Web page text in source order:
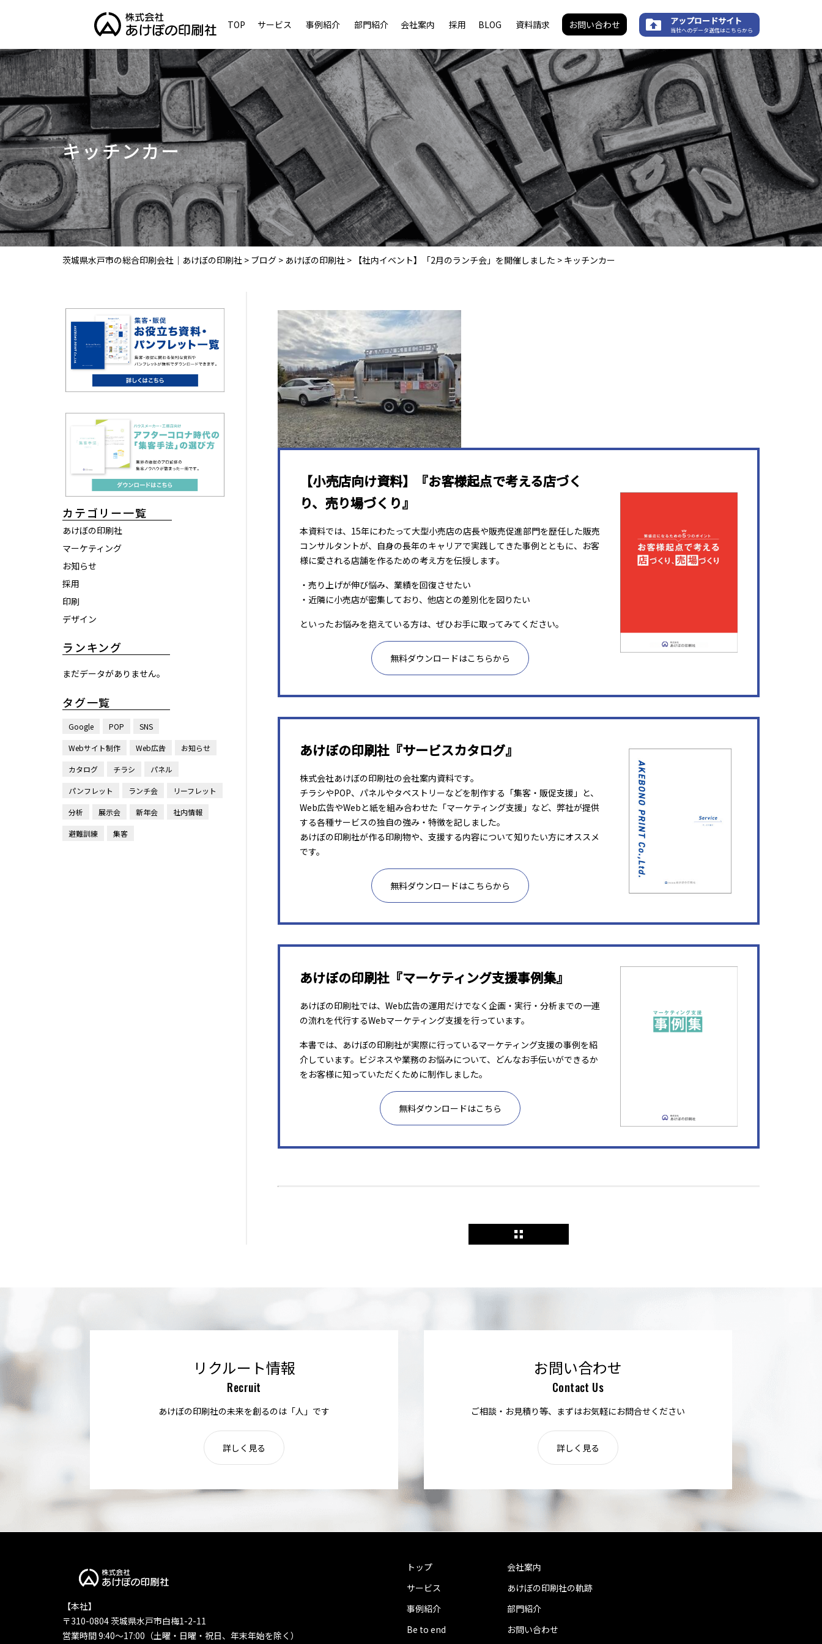
TOP サービス 事例紹介 部門紹介 会社案内 採用 BLOG 資料請求 お問い合わせ アップロードサイト
当社へのデータ送信はこちらから
キッチンカー
茨城県水戸市の総合印刷会社｜あけぼの印刷社 > ブログ > あけぼの印刷社 > 【社内イベント】「2月のランチ会」を開催しました > キッチンカー
カテゴリー一覧
あけぼの印刷社
マーケティング
お知らせ
採用
印刷
デザイン
ランキング
まだデータがありません。
タグ一覧
Google POP SNS
Webサイト制作 Web広告 お知らせ
カタログ チラシ パネル
パンフレット ランチ会 リーフレット
分析 展示会 新年会 社内情報
避難訓練 集客
【小売店向け資料】『お客様起点で考える店づく
り、売り場づくり』
本資料では、15年にわたって大型小売店の店長や販売促進部門を歴任した販売
コンサルタントが、自身の長年のキャリアで実践してきた事例とともに、お客
様に愛される店舗を作るための考え方を伝授します。
・売り上げが伸び悩み、業績を回復させたい
・近隣に小売店が密集しており、他店との差別化を図りたい
といったお悩みを抱えている方は、ぜひお手に取ってみてください。
無料ダウンロードはこちらから
あけぼの印刷社『サービスカタログ』
株式会社あけぼの印刷社の会社案内資料です。
チラシやPOP、パネルやタペストリーなどを制作する「集客・販促支援」と、
Web広告やWebと紙を組み合わせた「マーケティング支援」など、弊社が提供
する各種サービスの独自の強み・特徴を記しました。
あけぼの印刷社が作る印刷物や、支援する内容について知りたい方にオススメ
です。
無料ダウンロードはこちらから
あけぼの印刷社『マーケティング支援事例集』
あけぼの印刷社では、Web広告の運用だけでなく企画・実行・分析までの一連
の流れを代行するWebマーケティング支援を行っています。
本書では、あけぼの印刷社が実際に行っているマーケティング支援の事例を紹
介しています。ビジネスや業務のお悩みについて、どんなお手伝いができるか
をお客様に知っていただくために制作しました。
無料ダウンロードはこちら
リクルート情報
Recruit
あけぼの印刷社の未来を創るのは「人」です
詳しく見る
お問い合わせ
Contact Us
ご相談・お見積り等、まずはお気軽にお問合せください
詳しく見る
【本社】
〒310-0804 茨城県水戸市白梅1-2-11
営業時間 9:40〜17:00（土曜・日曜・祝日、年末年始を除く）
トップ
サービス
事例紹介
Be to end
会社案内
あけぼの印刷社の軌跡
部門紹介
お問い合わせ